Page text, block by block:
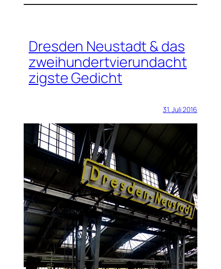
Dresden Neustadt & das
zweihundertvierundacht
zigste Gedicht
31. Juli 2016